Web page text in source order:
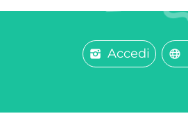
Accedi